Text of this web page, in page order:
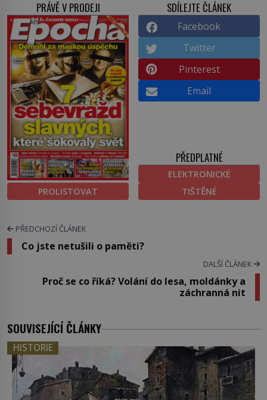
PRÁVĚ V PRODEJI
PROLISTOVAT
SDÍLEJTE ČLÁNEK
Facebook
Twitter
Pinterest
Email
PŘEDPLATNÉ
ELEKTRONICKÉ
TIŠTĚNÉ
PŘEDCHOZÍ ČLÁNEK
Co jste netušili o paměti?
DALŠÍ ČLÁNEK
Proč se co říká? Volání do lesa, moldánky a
záchranná nit
SOUVISEJÍCÍ ČLÁNKY
HISTORIE